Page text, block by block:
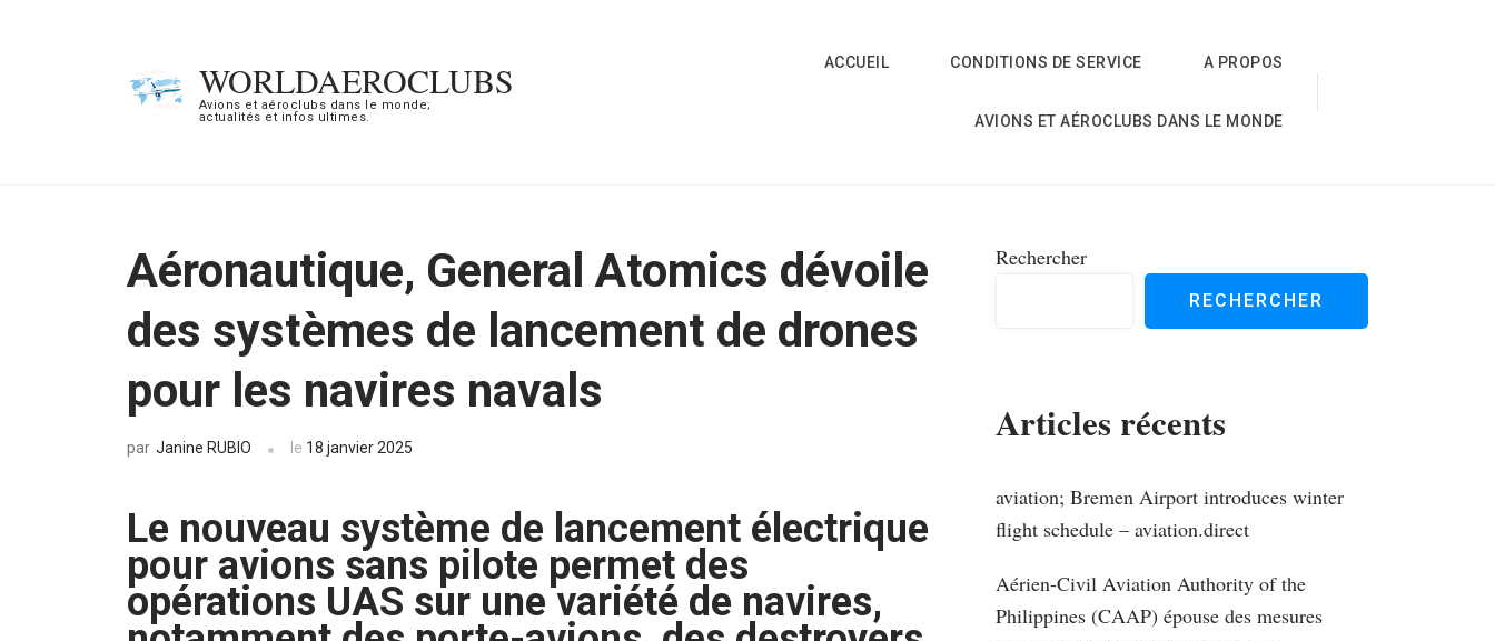
WORLDAEROCLUBS
Avions et aéroclubs dans le monde;
actualités et infos ultimes.
ACCUEIL CONDITIONS DE SERVICE A PROPOS
AVIONS ET AÉROCLUBS DANS LE MONDE
Aéronautique, General Atomics dévoile
des systèmes de lancement de drones
pour les navires navals
par Janine RUBIO le 18 janvier 2025
Le nouveau système de lancement électrique
pour avions sans pilote permet des
opérations UAS sur une variété de navires,
Rechercher
RECHERCHER
Articles récents
aviation; Bremen Airport introduces winter
flight schedule – aviation.direct
Aérien-Civil Aviation Authority of the
Philippines (CAAP) épouse des mesures